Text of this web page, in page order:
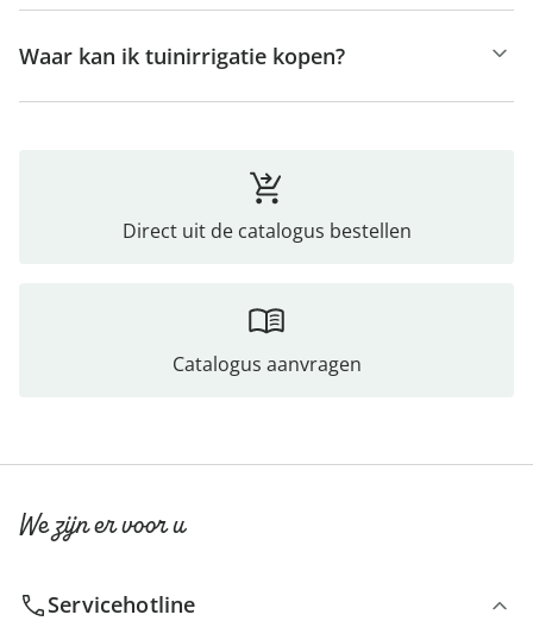
Waar kan ik tuinirrigatie kopen?
Direct uit de catalogus bestellen
Catalogus aanvragen
We zijn er voor u
Servicehotline